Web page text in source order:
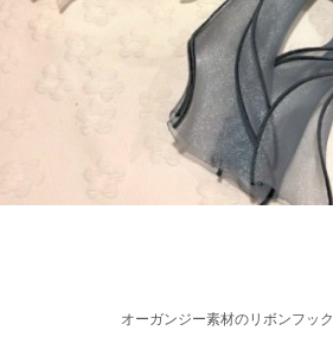
オーガンジー素材のリボンフック